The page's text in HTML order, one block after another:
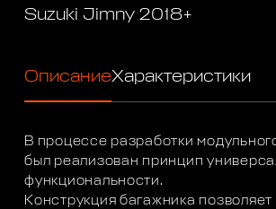
Suzuki Jimny 2018+
ОписаниеХарактеристики
В процессе разработки
был реализован принцип
функциональности.
Конструкция багажника позволяет